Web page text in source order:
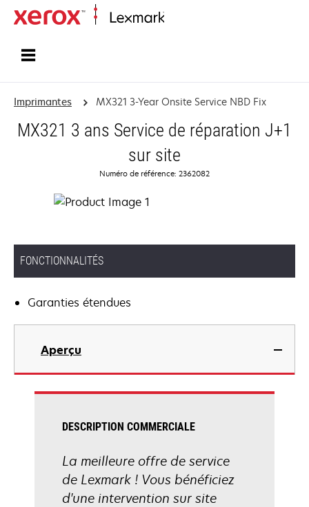
Imprimantes MX321 3-Year Onsite Service NBD Fix
MX321 3 ans Service de réparation J+1
sur site
Numéro de référence: 2362082
FONCTIONNALITÉS
Garanties étendues
Aperçu
DESCRIPTION COMMERCIALE
La meilleure offre de service
de Lexmark ! Vous bénéficiez
d'une intervention sur site